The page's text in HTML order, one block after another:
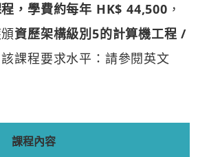
，學費約每年 HK$ 44,500 ，
資歷架構級別5的計算機工程 /
課程要求水平：請參閱英文
課程內容